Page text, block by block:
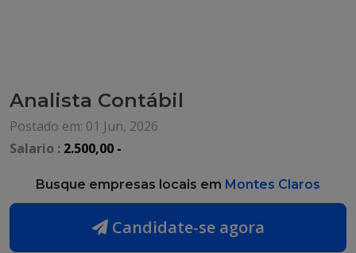
Analista Contábil
Postado em: 01 Jun, 2026
Salario : 2.500,00 -
Busque empresas locais em Montes Claros
Candidate-se agora